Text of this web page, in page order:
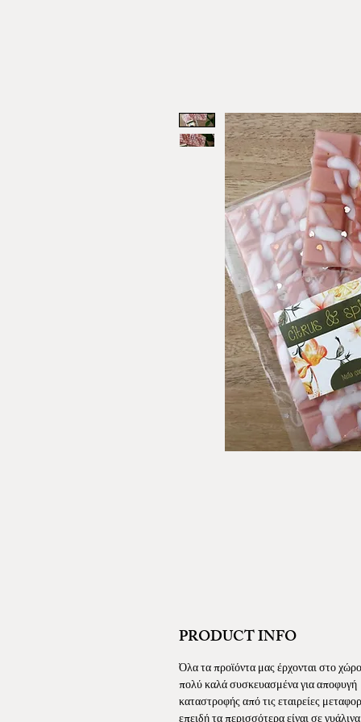
PRODUCT INFO
Όλα τα προϊόντα μας έρχονται στο
πολύ καλά συσκευασμένα για αποφυγή
καταστροφής από τις εταιρείες